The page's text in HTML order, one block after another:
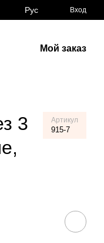
Рус Вход
Мой заказ
3
Артикул
915-7